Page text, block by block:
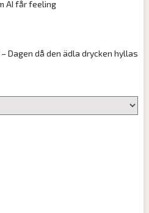
AI får feeling
Dagen då den ädla drycken hyllas